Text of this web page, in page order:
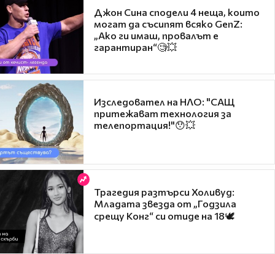
Джон Сина сподели 4 неща, които
могат да съсипят всяко GenZ:
„Ако ги имаш, провалът е
гарантиран“🧐💥
Изследовател на НЛО: "САЩ
притежават технология за
телепортация!"😯💥
Трагедия разтърси Холивуд:
Младата звезда от „Годзила
срещу Конг“ си отиде на 18🕊️